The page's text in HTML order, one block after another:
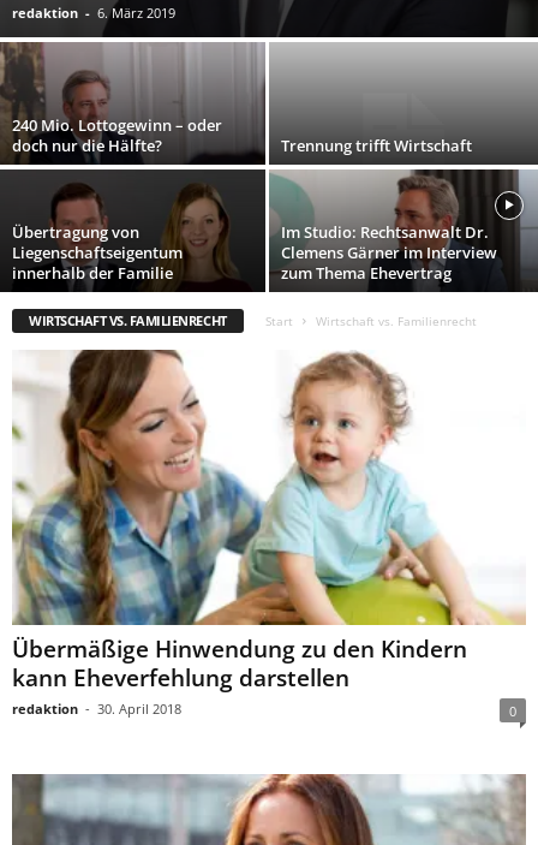
redaktion - 6. März 2019
240 Mio. Lottogewinn – oder
doch nur die Hälfte?
Trennung trifft Wirtschaft
Übertragung von
Liegenschaftseigentum
innerhalb der Familie
Im Studio: Rechtsanwalt Dr.
Clemens Gärner im Interview
zum Thema Ehevertrag
WIRTSCHAFT VS. FAMILIENRECHT Start Wirtschaft vs. Familienrecht
Übermäßige Hinwendung zu den Kindern
kann Eheverfehlung darstellen
redaktion - 30. April 2018 0